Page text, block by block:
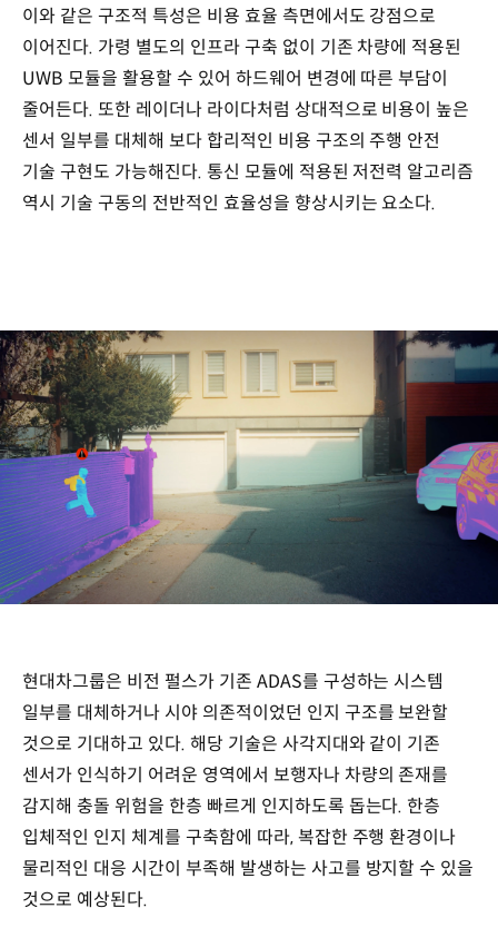
이와 같은 구조적 특성은 비용 효율 측면에서도 강점으로
이어진다. 가령 별도의 인프라 구축 없이 기존 차량에 적용된
UWB 모듈을 활용할 수 있어 하드웨어 변경에 따른 부담이
줄어든다. 또한 레이더나 라이다처럼 상대적으로 비용이 높은
센서 일부를 대체해 보다 합리적인 비용 구조의 주행 안전
기술 구현도 가능해진다. 통신 모듈에 적용된 저전력 알고리즘
역시 기술 구동의 전반적인 효율성을 향상시키는 요소다.
현대차그룹은 비전 펄스가 기존 ADAS를 구성하는 시스템
일부를 대체하거나 시야 의존적이었던 인지 구조를 보완할
것으로 기대하고 있다. 해당 기술은 사각지대와 같이 기존
센서가 인식하기 어려운 영역에서 보행자나 차량의 존재를
감지해 충돌 위험을 한층 빠르게 인지하도록 돕는다. 한층
입체적인 인지 체계를 구축함에 따라, 복잡한 주행 환경이나
물리적인 대응 시간이 부족해 발생하는 사고를 방지할 수 있을
것으로 예상된다.